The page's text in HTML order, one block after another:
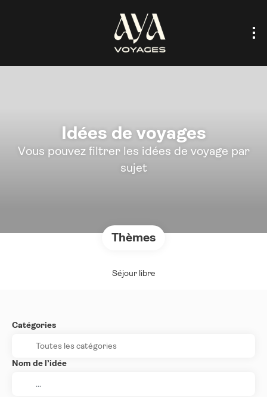
Idées de voyages
Vous pouvez filtrer les idées de voyage par
sujet
Thèmes
Séjour libre
Catégories
Nom de l’idée